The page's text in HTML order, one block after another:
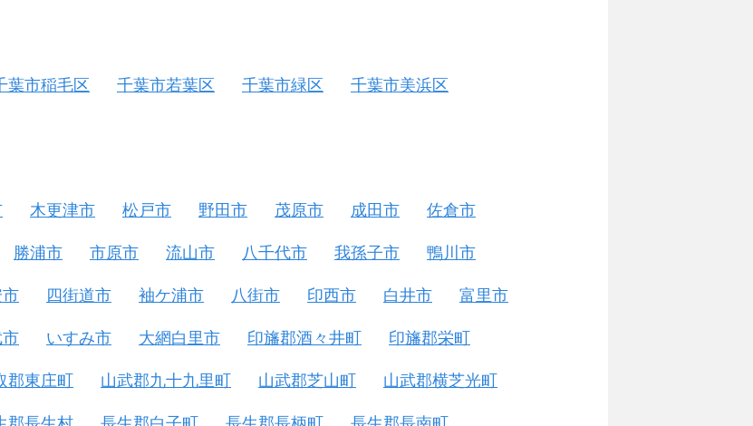
葉市稲毛区 千葉市若葉区 千葉市緑区 千葉市美浜区
木更津市 松戸市 野田市 茂原市 成田市 佐倉市
勝浦市 市原市 流山市 八千代市 我孫子市 鴨川市
四街道市 袖ケ浦市 八街市 印西市 白井市 富里市
いすみ市 大網白里市 印旛郡酒々井町 印旛郡栄町
郡東庄町 山武郡九十九里町 山武郡芝山町 山武郡横芝光町